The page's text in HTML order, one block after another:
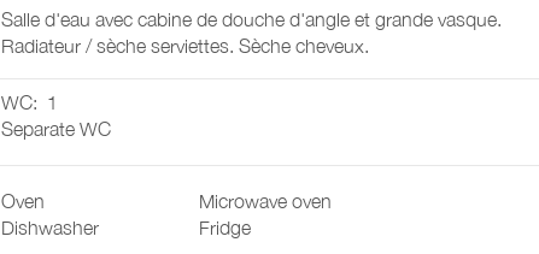
Salle d'eau avec cabine de douche d'angle et grande vasque.
Radiateur / sèche serviettes. Sèche cheveux.
WC: 1
Separate WC
Oven
Microwave oven
Dishwasher
Fridge